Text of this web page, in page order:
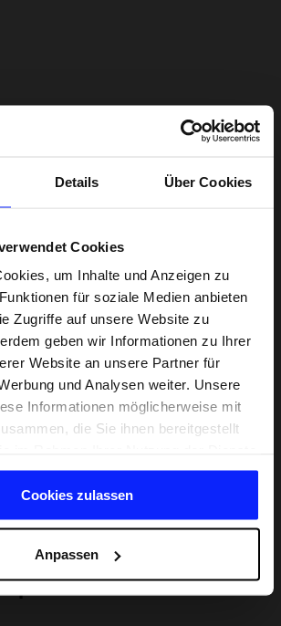
Details Über Cookies
Cookies
um Inhalte und Anzeigen zu
für soziale Medien anbieten
Zugriffe auf unsere Website zu
geben wir Informationen zu Ihrer
Website an unsere Partner für
und Analysen weiter. Unsere
Informationen möglicherweise mit
die Sie ihnen bereitgestellt
Cookies zulassen
Anpassen
Sport von Grund auf